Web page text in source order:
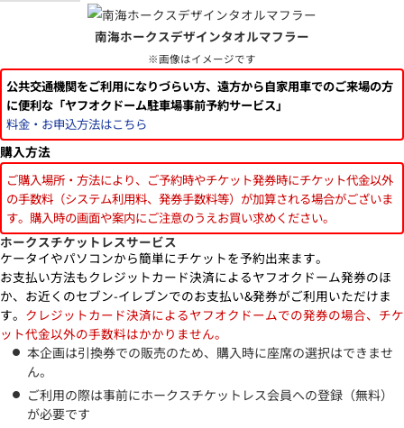
南海ホークスデザインタオルマフラー
※画像はイメージです
公共交通機関をご利用になりづらい方、遠方から自家用車でのご来場の方
に便利な「ヤフオクドーム駐車場事前予約サービス」
料金・お申込方法はこちら
購入方法
ご購入場所・方法により、ご予約時やチケット発券時にチケット代金以外
の手数料（システム利用料、発券手数料等）が加算される場合がございま
す。購入時の画面や案内にご注意のうえお買い求めください。
ホークスチケットレスサービス
ケータイやパソコンから簡単にチケットを予約出来ます。
お支払い方法もクレジットカード決済によるヤフオクドーム発券のほ
か、お近くのセブン-イレブンでのお支払い&発券がご利用いただけま
す。 クレジットカード決済によるヤフオクドームでの発券の場合、チケ
ット代金以外の手数料はかかりません。
本企画は引換券での販売のため、購入時に座席の選択はできませ
ん。
ご利用の際は事前にホークスチケットレス会員への登録（無料）
が必要です